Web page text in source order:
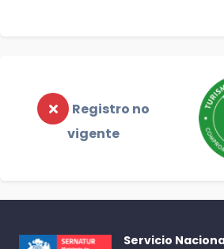
Registro no
vigente
Servicio